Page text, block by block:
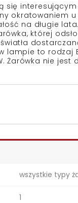
się
okratowaniem u
na długie
której
lampie to rodzaj
Żarówka nie jest
wszystkie typy
1